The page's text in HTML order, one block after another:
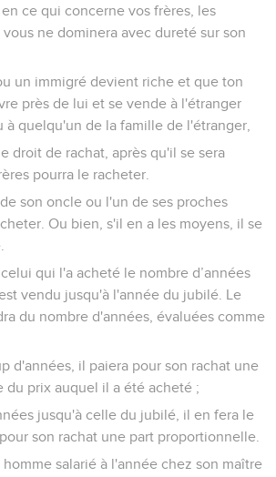
ce qui concerne vos frères, les
ne dominera avec dureté sur son
un immigré devient riche et que ton
près de lui et se vende à l'étranger
à quelqu'un de la famille de l'étranger,
droit de rachat, après qu'il se sera
pourra le racheter.
son oncle ou l'un de ses proches
Ou bien, s'il en a les moyens, il se
qui l'a acheté le nombre d’années
vendu jusqu'à l'année du jubilé. Le
du nombre d'années, évaluées comme
d'années, il paiera pour son rachat une
du prix auquel il a été acheté ;
jusqu'à celle du jubilé, il en fera le
son rachat une part proportionnelle.
homme salarié à l'année chez son maître